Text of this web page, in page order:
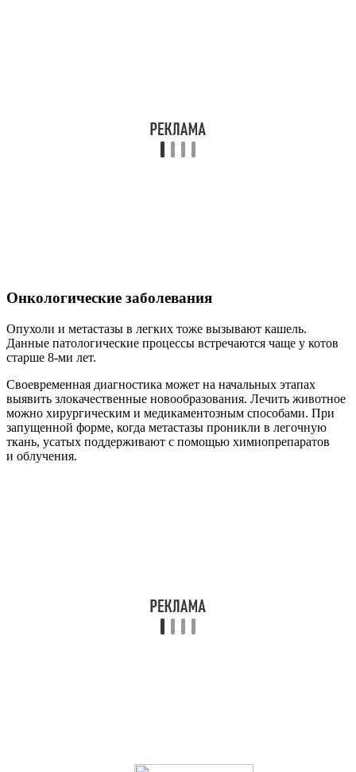
Онкологические заболевания
Опухоли и метастазы в легких тоже вызывают кашель.
Данные патологические процессы встречаются чаще у котов
старше 8-ми лет.
Своевременная диагностика может на начальных этапах
выявить злокачественные новообразования. Лечить животное
можно хирургическим и медикаментозным способами. При
запущенной форме, когда метастазы проникли в легочную
ткань, усатых поддерживают с помощью химиопрепаратов
и облучения.